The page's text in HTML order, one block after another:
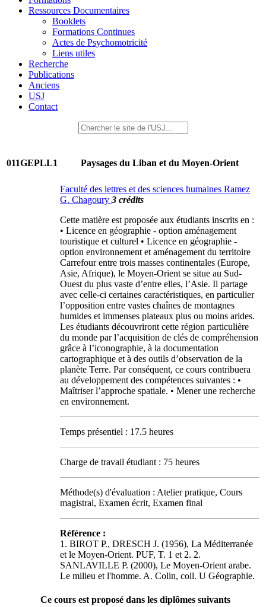
Ressources Documentaires
Booklets
Formations Continues
Actes de Psychomotricité
Liens utiles
Recherche
Publications
Anciens
USJ
Contact
011GEPLL1 Paysages du Liban et du Moyen-Orient
Faculté des lettres et des sciences humaines Ramez
G. Chagoury 3 crédits
Cette matière est proposée aux étudiants inscrits en :
• Licence en géographie - option aménagement
touristique et culturel • Licence en géographie -
option environnement et aménagement du territoire
Carrefour entre trois masses continentales (Europe,
Asie, Afrique), le Moyen-Orient se situe au Sud-
Ouest du plus vaste d’entre elles, l’Asie. Il partage
avec celle-ci certaines caractéristiques, en particulier
l’opposition entre vastes chaînes de montagnes
humides et immenses plateaux plus ou moins arides.
Les étudiants découvriront cette région particulière
du monde par l’acquisition de clés de compréhension
grâce à l’iconographie, à la documentation
cartographique et à des outils d’observation de la
planète Terre. Par conséquent, ce cours contribuera
au développement des compétences suivantes : •
Maîtriser l’approche spatiale. • Mener une recherche
en environnement.
Temps présentiel : 17.5 heures
Charge de travail étudiant : 75 heures
Méthode(s) d'évaluation : Atelier pratique, Cours
magistral, Examen écrit, Examen final
Référence :
1. BIROT P., DRESCH J. (1956), La Méditerranée
et le Moyen-Orient. PUF, T. 1 et 2. 2.
SANLAVILLE P. (2000), Le Moyen-Orient arabe.
Le milieu et l'homme. A. Colin, coll. U Géographie.
Ce cours est proposé dans les diplômes suivants